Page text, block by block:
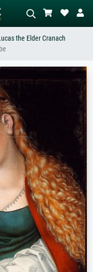
Abstrakt mit viel Rot, Dunkles
Stehender Akt neben einem
the Elder Cranach